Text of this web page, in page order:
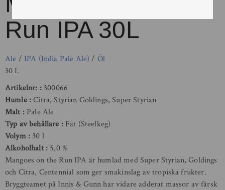
Run IPA 30L
Ale / IPA (India Pale Ale) / Öl
30 L
Artikelnr:
300066
Humle Citra, Styrian Goldings, Super Styrian
Malt
Pale Ale
Typ av behållare
Fat (Steelkeg)
Volym 30 l
Alkoholhalt
5,0 %
Mangoes on the Run IPA är humlad medSuper Styrian, Goldings
och Citra, Centennial som ger smakinslag av tropiska frukter.
Bryggteamet på Innis & Gunn har vidare adderat massor av färsk